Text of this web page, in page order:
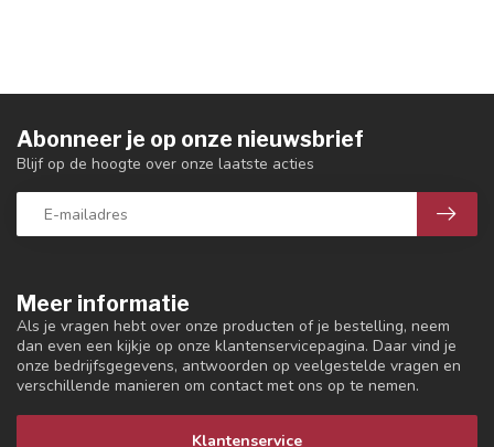
Meer informatie
Als je vragen hebt over onze producten of je bestelling, neem
dan even een kijkje op onze klantenservicepagina. Daar vind je
onze bedrijfsgegevens, antwoorden op veelgestelde vragen en
verschillende manieren om contact met ons op te nemen.
Klantenservice
Abonneer je op onze nieuwsbrief
Blijf op de hoogte over onze laatste acties